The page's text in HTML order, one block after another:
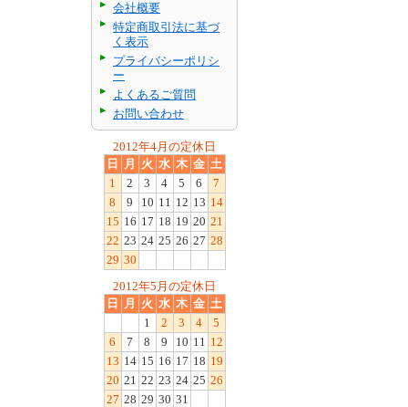
会社概要
特定商取引法に基づ
く表示
プライバシーポリシ
ー
よくあるご質問
お問い合わせ
2012年4月の定休日
日
月 火 水 木 金 土
1
2 3 4 5 6
7
8
9 10 11 12 13 14
15 16 17 18 19 20 21
22 23 24 25 26 27 28
29 30
2012年5月の定休日
日
月 火 水 木 金 土
1
2 3 4
5
6
7 8 9 10 11 12
13 14 15 16 17 18 19
20 21 22 23 24 25 26
27 28 29 30 31